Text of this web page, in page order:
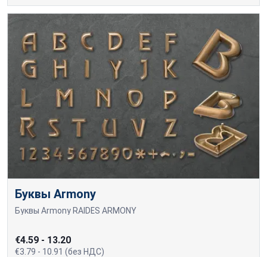
Буквы Armony
Буквы Armony RAIDĖS ARMONY
€4.59 - 13.20
€3.79 - 10.91 (без НДС)